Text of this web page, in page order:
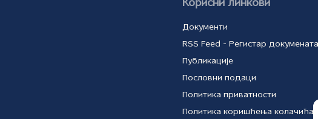
Корисни линкови
Документи
RSS Feed - Регистар докумената
Публикације
Пословни подаци
Политика приватности
Политика коришћења колачића